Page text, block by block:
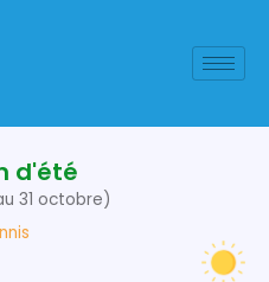
d'été
31 octobre)